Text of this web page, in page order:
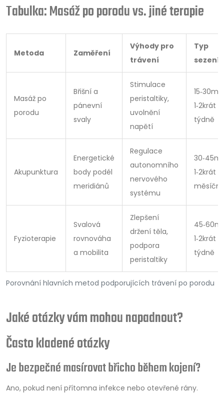
Tabulka: Masáž po porodu vs. jiné terapie
Porovnání hlavních metod podporujících trávení po porodu
Metoda Zaměření
Výhody pro
trávení
Typ
sezení
Masáž po
porodu
Břišní a
pánevní
svaly
Stimulace
peristaltiky,
uvolnění
napětí
1‑2krát
týdně
Akupunktura
Energetické
body podél
meridiánů
Regulace
autonomního
nervového
systému
1‑2krát
Fyzioterapie
Svalová
rovnováha
a mobilita
Zlepšení
držení těla,
podpora
peristaltiky
1‑2krát
týdně
Jaké otázky vám mohou napadnout?
Často kladené otázky
Je bezpečné masírovat břicho během kojení?
Ano, pokud není přítomna infekce nebo otevřené rány.